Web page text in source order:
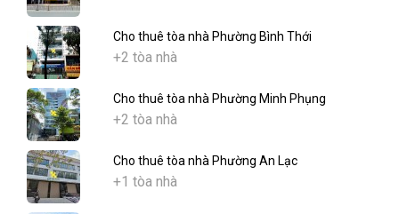
Cho thuê tòa nhà Phường Bình Thới
+2 tòa nhà
Cho thuê tòa nhà Phường Minh Phụng
+2 tòa nhà
Cho thuê tòa nhà Phường An Lạc
+1 tòa nhà